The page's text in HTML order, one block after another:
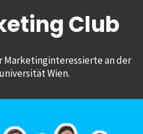
Club
an der
Wien.